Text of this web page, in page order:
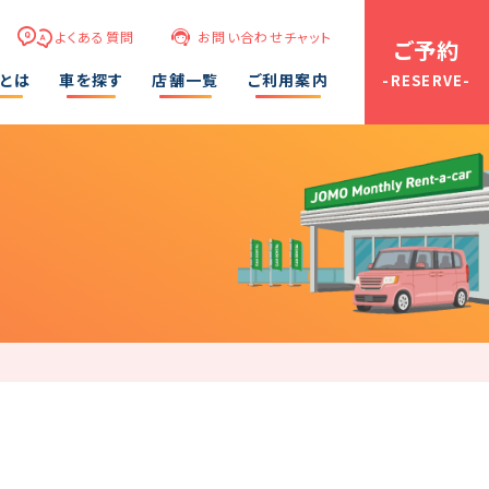
よくある質問 お問い合わせチャット
は 車を探す 店舗一覧 ご利用案内
ご予約
-RESERVE-